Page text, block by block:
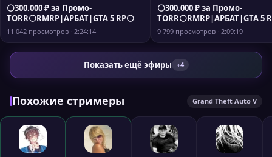
⚪300.000 ₽ за Промо-
TORR⚪RMRP|АРБАТ|GTA 5 RP⚪
11 042 просмотров · 2:24:14
⚪300.000 ₽ за Промо-
TORR⚪RMRP|АРБАТ|GTA 5
9 799 просмотров · 2:09:19
Показать ещё эфиры +4
Похожие стримеры Grand Theft Auto V